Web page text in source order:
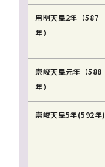
用明天皇2年（587
年）
崇峻天皇元年（588
年）
崇峻天皇5年(592年)